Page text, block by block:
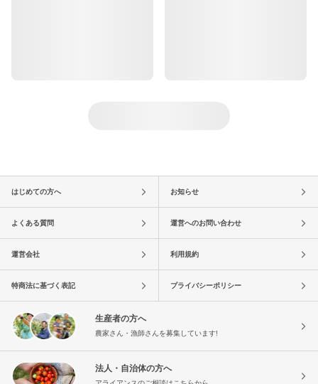
はじめての方へ お知らせ
よくある質問 運営へのお問い合わせ
運営会社 利用規約
特商法に基づく表記 プライバシーポリシー
生産者の方へ
農家さん・漁師さんを募集しています!
法人・自治体の方へ